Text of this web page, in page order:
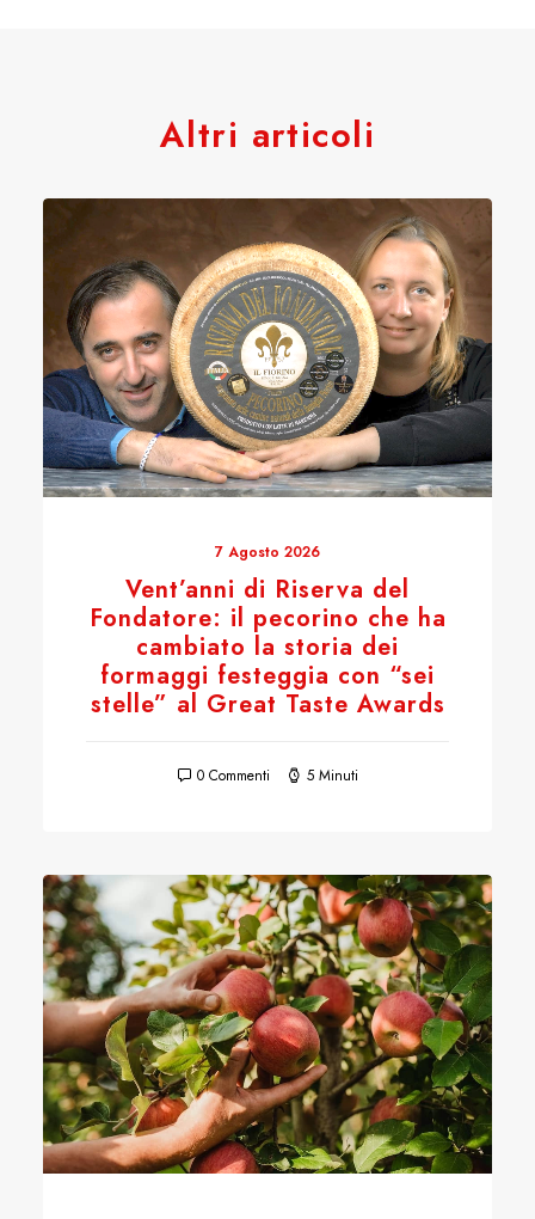
Altri articoli
7 Agosto 2026
Vent’anni di Riserva del
Fondatore: il pecorino che ha
cambiato la storia dei
formaggi festeggia con “sei
stelle” al Great Taste Awards
0 Commenti 5 Minuti